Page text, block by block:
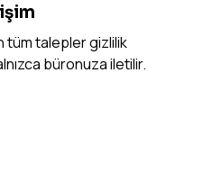
tüm talepler gizlilik
büronuza iletilir.